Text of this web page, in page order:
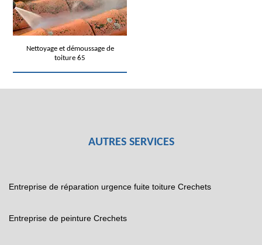
Nettoyage et démoussage de
toiture 65
AUTRES SERVICES
Entreprise de réparation urgence fuite toiture Crechets
Entreprise de peinture Crechets